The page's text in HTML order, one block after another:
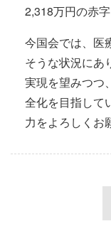
2,318万円の赤字
今国会では、医
そうな状況にあ
実現を望みつつ
全化を目指して
力をよろしくお